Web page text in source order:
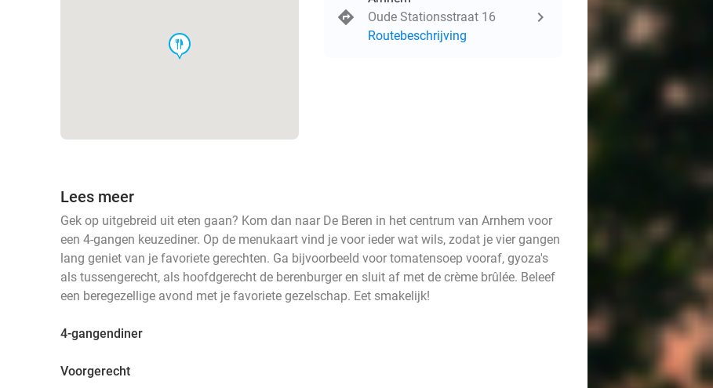
food
Oude Stationsstraat 16
Routebeschrijving
Lees meer
Gek op uitgebreid uit eten gaan? Kom dan naar De Beren in het centrum van Arnhem voor
een 4-gangen keuzediner. Op de menukaart vind je voor ieder wat wils, zodat je vier gangen
lang geniet van je favoriete gerechten. Ga bijvoorbeeld voor tomatensoep vooraf, gyoza's
als tussengerecht, als hoofdgerecht de berenburger en sluit af met de crème brûlée. Beleef
een beregezellige avond met je favoriete gezelschap. Eet smakelijk!
4-gangendiner
Voorgerecht